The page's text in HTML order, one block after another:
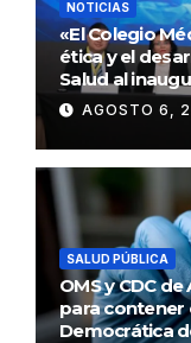
NOTICIAS
«El Colegio
ética y el
Salud al
AGOSTO 6,
SALUD PÚBLICA
OMS y CDC
para contener
Democrática